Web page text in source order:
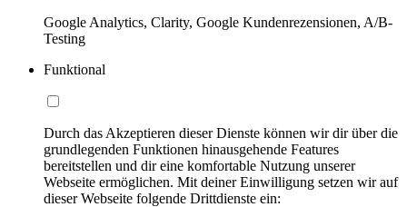
Google Analytics, Clarity, Google Kundenrezensionen, A/B-
Testing
Funktional
Durch das Akzeptieren dieser Dienste können wir dir über die
grundlegenden Funktionen hinausgehende Features
bereitstellen und dir eine komfortable Nutzung unserer
Webseite ermöglichen. Mit deiner Einwilligung setzen wir auf
dieser Webseite folgende Drittdienste ein: